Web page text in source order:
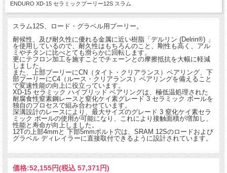
ENDURO XD-15 セラミックプーリー12S スラム
スラム12S、ロード・グラベル用プーリー。
耐候性、及び耐久性に優れる金属に近い樹脂「デルリン (Delrin®) 」
を使用しているので、耐久性はもちろんのこと、剛性も高く、アル
ミやチタンに比べとても滑らかに回転します。
更にテフロン加工を施すことでチェーンとの摩擦抵抗を大幅に軽減
しました。
また、上部プーリーにCN（タイト・クリアランス）ベアリング、下
部プーリーにC4（ルース・クリアランス）ベアリングを備えること
で変速性能の向上に役立っています。
XD-15 セラミック ハイブリッド ベアリングは、極低温処理された
耐腐食性窒素鋼レースと窒化ケイ素グレード 3 セラミック ボールを
独自のプロセスで組み合わせています。
深溝設計のレースにより、最大サイズのグレード 3 窒化ケイ素セラ
ミック ボールの使用が可能になり、これにより接触面積が増加し、
性能と寿命が向上しました。
12Tの上部4mmと 下部5mmボルト穴は、SRAM 12Sのロードおよび
グラベル ディレイラーに直接取付できるように設計されています。
価格:52,155円(税込 57,371円)